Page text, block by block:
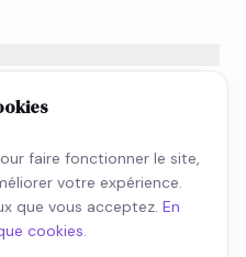
et restez informé de
faire fonctionner le site,
votre expérience.
que vous acceptez. En
cookies.